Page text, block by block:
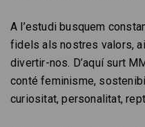
A l’estudi busquem
fidels als nostres valors,
divertir-nos. D’aquí surt
conté feminisme,
curiositat, personalitat,